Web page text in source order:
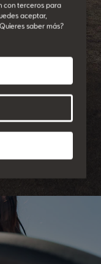
del viaje con las
con terceros para
aceptar,
saber más?